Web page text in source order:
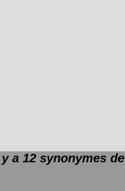
a 12 synonymes de